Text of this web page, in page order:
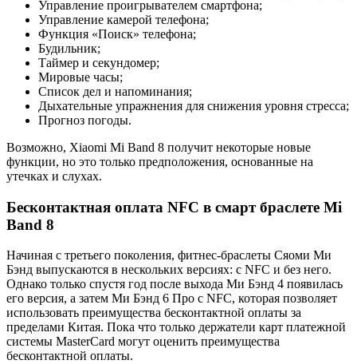
Управление проигрывателем смартфона;
Управление камерой телефона;
Функция «Поиск» телефона;
Будильник;
Таймер и секундомер;
Мировые часы;
Список дел и напоминания;
Дыхательные упражнения для снижения уровня стресса;
Прогноз погоды.
Возможно, Xiaomi Mi Band 8 получит некоторые новые
функции, но это только предположения, основанные на
утечках и слухах.
Бесконтактная оплата NFC в смарт браслете Mi
Band 8
Начиная с третьего поколения, фитнес-браслеты Сяоми Ми
Бэнд выпускаются в нескольких версиях: с NFC и без него.
Однако только спустя год после выхода Ми Бэнд 4 появилась
его версия, а затем Ми Бэнд 6 Про с NFC, которая позволяет
использовать преимущества бесконтактной оплаты за
пределами Китая. Пока что только держатели карт платежной
системы MasterCard могут оценить преимущества
бесконтактной оплаты.